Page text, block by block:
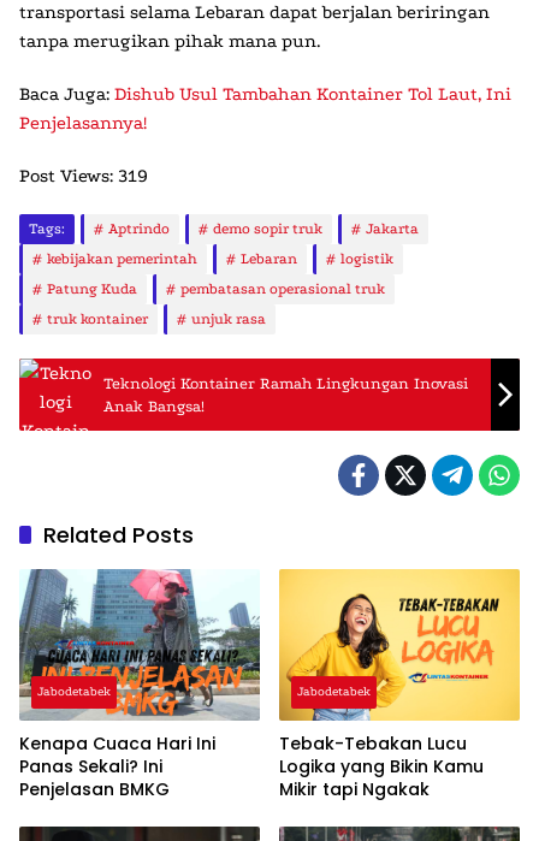
transportasi selama Lebaran dapat berjalan beriringan
tanpa merugikan pihak mana pun.
Baca Juga: Dishub Usul Tambahan Kontainer Tol Laut, Ini
Penjelasannya!
Post Views: 319
Tags: Aptrindo demo sopir truk
Jakarta
kebijakan pemerintah
Lebaran
logistik
Patung Kuda
pembatasan operasional truk
truk kontainer
unjuk rasa
Teknologi Kontainer Ramah Lingkungan Inovasi
Anak Bangsa!
Related Posts
Jabodetabek
Kenapa Cuaca Hari Ini
Panas Sekali? Ini
Penjelasan BMKG
Jabodetabek
Tebak-Tebakan Lucu
Logika yang Bikin Kamu
Mikir tapi Ngakak